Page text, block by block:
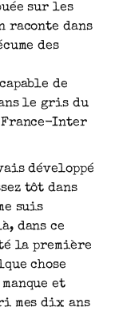
sur les
raconte dans
des
de
le gris du
France-Inter
développé
tôt dans
suis
dans ce
la première
chose
et
mes dix ans